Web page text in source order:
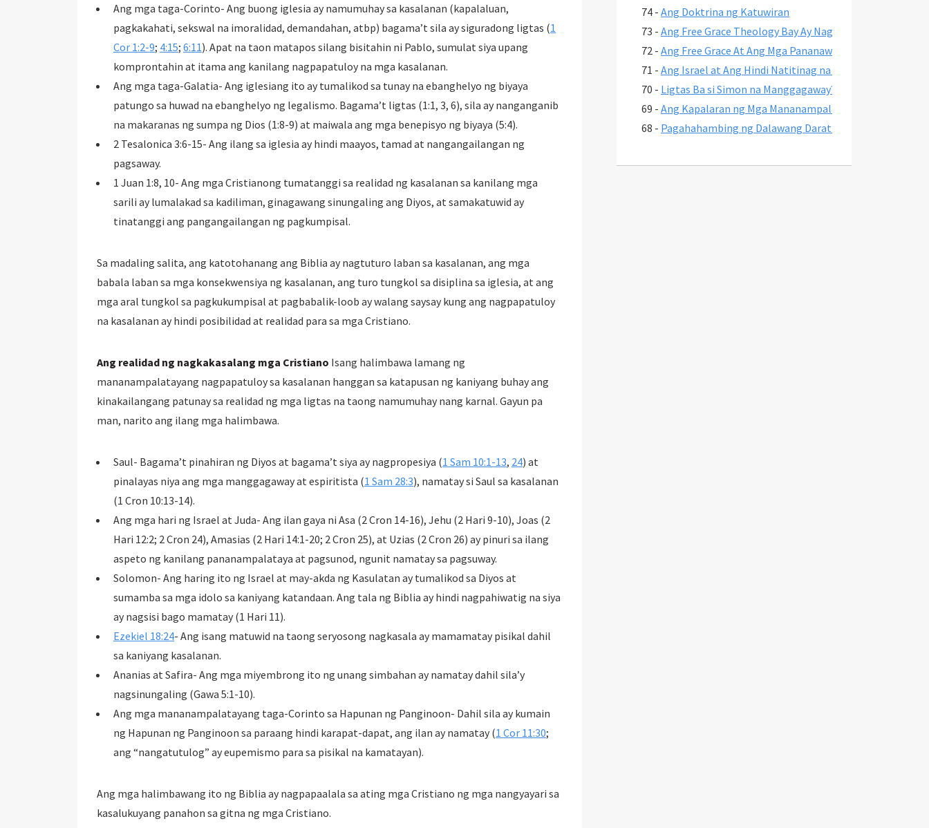
Ang mga taga-Corinto- Ang buong iglesia ay namumuhay sa kasalanan (kapalaluan,
pagkakahati, sekswal na imoralidad, demandahan, atbp) bagama’t sila ay siguradong ligtas (1
Cor 1:2-9; 4:15; 6:11). Apat na taon matapos silang bisitahin ni Pablo, sumulat siya upang
komprontahin at itama ang kanilang nagpapatuloy na mga kasalanan.
Ang mga taga-Galatia- Ang iglesiang ito ay tumalikod sa tunay na ebanghelyo ng biyaya
patungo sa huwad na ebanghelyo ng legalismo. Bagama’t ligtas (1:1, 3, 6), sila ay nanganganib
na makaranas ng sumpa ng Dios (1:8-9) at maiwala ang mga benepisyo ng biyaya (5:4).
2 Tesalonica 3:6-15- Ang ilang sa iglesia ay hindi maayos, tamad at nangangailangan ng
pagsaway.
1 Juan 1:8, 10- Ang mga Cristianong tumatanggi sa realidad ng kasalanan sa kanilang mga
sarili ay lumalakad sa kadiliman, ginagawang sinungaling ang Diyos, at samakatuwid ay
tinatanggi ang pangangailangan ng pagkumpisal.
Sa madaling salita, ang katotohanang ang Biblia ay nagtuturo laban sa kasalanan, ang mga
babala laban sa mga konsekwensiya ng kasalanan, ang turo tungkol sa disiplina sa iglesia, at ang
mga aral tungkol sa pagkukumpisal at pagbabalik-loob ay walang saysay kung ang nagpapatuloy
na kasalanan ay hindi posibilidad at realidad para sa mga Cristiano.
Ang realidad ng nagkakasalang mga Cristiano Isang halimbawa lamang ng
mananampalatayang nagpapatuloy sa kasalanan hanggan sa katapusan ng kaniyang buhay ang
kinakailangang patunay sa realidad ng mga ligtas na taong namumuhay nang karnal. Gayun pa
man, narito ang ilang mga halimbawa.
Saul- Bagama’t pinahiran ng Diyos at bagama’t siya ay nagpropesiya (1 Sam 10:1-13, 24) at
pinalayas niya ang mga manggagaway at espiritista (1 Sam 28:3), namatay si Saul sa kasalanan
(1 Cron 10:13-14).
Ang mga hari ng Israel at Juda- Ang ilan gaya ni Asa (2 Cron 14-16), Jehu (2 Hari 9-10), Joas (2
Hari 12:2; 2 Cron 24), Amasias (2 Hari 14:1-20; 2 Cron 25), at Uzias (2 Cron 26) ay pinuri sa ilang
aspeto ng kanilang pananampalataya at pagsunod, ngunit namatay sa pagsuway.
Solomon- Ang haring ito ng Israel at may-akda ng Kasulatan ay tumalikod sa Diyos at
sumamba sa mga idolo sa kaniyang katandaan. Ang tala ng Biblia ay hindi nagpahiwatig na siya
ay nagsisi bago mamatay (1 Hari 11).
Ezekiel 18:24- Ang isang matuwid na taong seryosong nagkasala ay mamamatay pisikal dahil
sa kaniyang kasalanan.
Ananias at Safira- Ang mga miyembrong ito ng unang simbahan ay namatay dahil sila’y
nagsinungaling (Gawa 5:1-10).
Ang mga mananampalatayang taga-Corinto sa Hapunan ng Panginoon- Dahil sila ay kumain
ng Hapunan ng Panginoon sa paraang hindi karapat-dapat, ang ilan ay namatay (1 Cor 11:30;
ang “nangatutulog” ay eupemismo para sa pisikal na kamatayan).
Ang mga halimbawang ito ng Biblia ay nagpapaalala sa ating mga Cristiano ng mga nangyayari sa
kasalukuyang panahon sa gitna ng mga Cristiano.
74 - Ang Doktrina ng Katuwiran
73 - Ang Free Grace Theology Bay Ay Nagreresulta sa Huwad
72 - Ang Free Grace At Ang Mga Pananaw sa Kahalalan
71 - Ang Israel at Ang Hindi Natitinag na Biyaya ng Diyos
70 - Ligtas Ba si Simon na Manggagaway? Gawa 8:17-24
69 - Ang Kapalaran ng Mga Mananampalatayang Inakit ng
68 - Pagahahambing ng Dalawang Darating na Paghuhukom
66 -Bakit Sikat ang Lordship Salvation?